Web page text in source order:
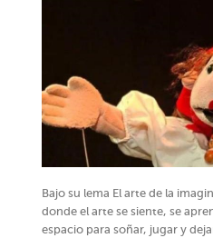
Bajo su lema El arte de la
donde el arte se siente, se
espacio para soñar, jugar y